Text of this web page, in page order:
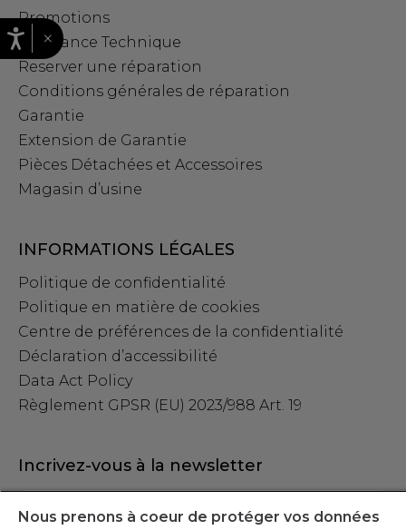
Promotions
Assistance Technique
Reserver une réparation
Conditions générales de réparation
Garantie
Extension de Garantie
Pièces Détachées et Accessoires
Magasin d’usine
INFORMATIONS LÉGALES
Politique de confidentialité
Politique en matière de cookies
Centre de préférences de la confidentialité
Déclaration d’accessibilité
Data Act Policy
Règlement GPSR (EU) 2023/988 Art. 19
Incrivez-vous à la newsletter
première commande
×
Nous prenons à coeur de protéger vos données